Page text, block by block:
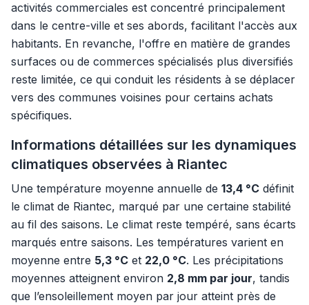
activités commerciales est concentré principalement
dans le centre-ville et ses abords, facilitant l'accès aux
habitants. En revanche, l'offre en matière de grandes
surfaces ou de commerces spécialisés plus diversifiés
reste limitée, ce qui conduit les résidents à se déplacer
vers des communes voisines pour certains achats
spécifiques.
Informations détaillées sur les dynamiques
climatiques observées à Riantec
Une température moyenne annuelle de 13,4 °C définit
le climat de Riantec, marqué par une certaine stabilité
au fil des saisons. Le climat reste tempéré, sans écarts
marqués entre saisons. Les températures varient en
moyenne entre 5,3 °C et 22,0 °C. Les précipitations
moyennes atteignent environ 2,8 mm par jour, tandis
que l’ensoleillement moyen par jour atteint près de